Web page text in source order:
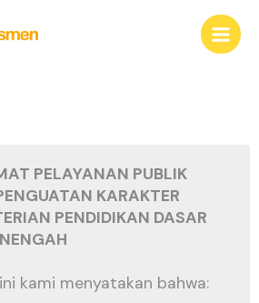
PELAYANAN PUBLIK
KARAKTER
PENDIDIKAN DASAR
kami menyatakan bahwa: